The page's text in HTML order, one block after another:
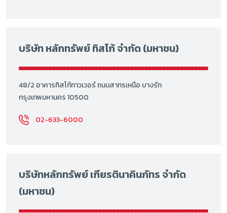
บริษัท หลักทรัพย์ ทิสโก้ จำกัด (มหาชน)
48/2 อาคารทิสโก้ทาวเวอร์ ถนนสาทรเหนือ บางรัก
กรุงเทพมหานคร 10500
02-633-6000
บริษัทหลักทรัพย์ เกียรตินาคินภัทร จำกัด
(มหาชน)